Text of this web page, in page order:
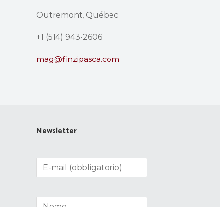
Outremont, Québec
+1 (514) 943-2606
mag@finzipasca.com
Newsletter